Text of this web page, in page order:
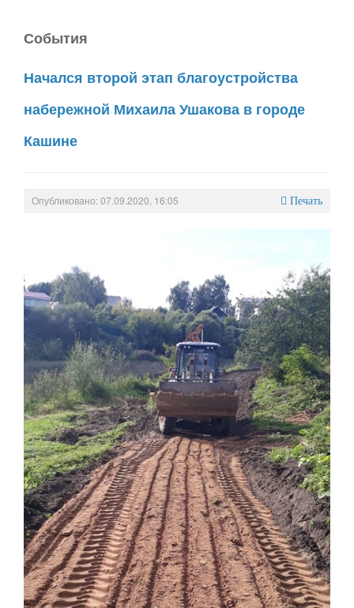
События
Начался второй этап благоустройства
набережной Михаила Ушакова в городе
Кашине
Опубликовано: 07.09.2020, 16:05 Печать